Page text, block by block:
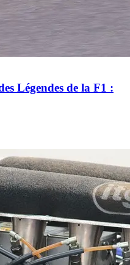
Légendes de la F1 :